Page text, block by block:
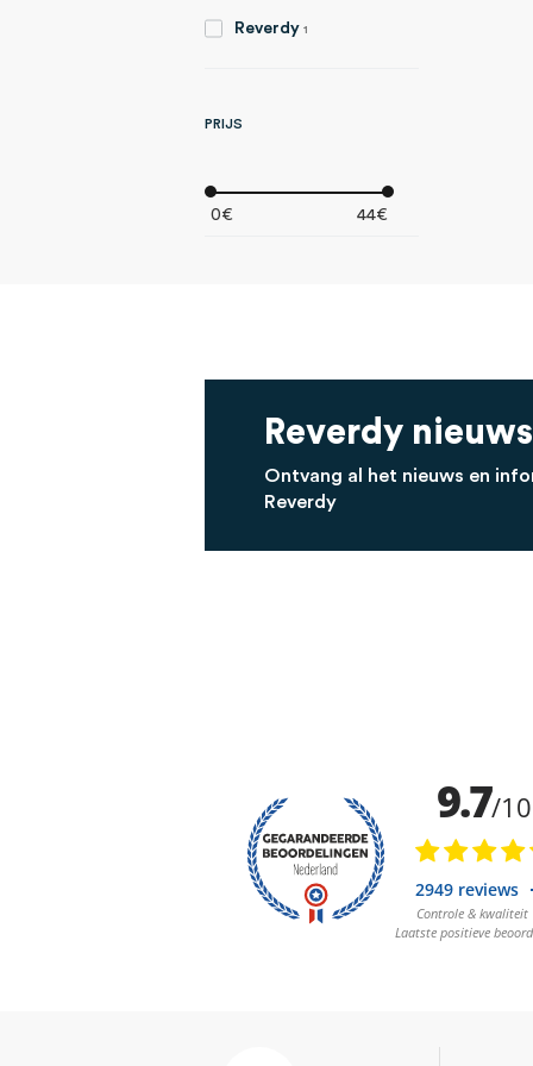
Reverdy 1
PRIJS
0€ 44€
Reverdy nieuws
Ontvang al het nieuws en
Reverdy